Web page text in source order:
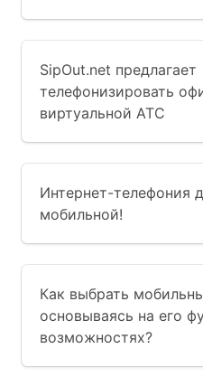
SipOut.net предлагает
телефонизировать
виртуальной АТС
Интернет-телефония
мобильной!
Как выбрать
основываясь на его
возможностях?